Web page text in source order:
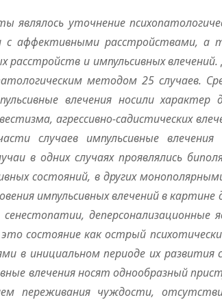
являлось уточнение
с аффективными расстройствами, а
расстройств и импульсивных
методом 25 случаев.
влечения носили характер
агрессивно-садистических
случаев импульсивные
в одних случаях проявлялись
состояний, в других
импульсивных влечений в картине
сенестопатии, деперсонализационные
состояние как острый пси
в инициальном периоде их
вные влечения носят однообразный
переживания чуждости,